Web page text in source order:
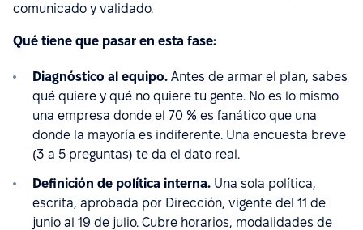
comunicado y validado.
Qué tiene que pasar en esta fase:
Diagnóstico al equipo. Antes de armar el plan, sabes
qué quiere y qué no quiere tu gente. No es lo mismo
una empresa donde el 70 % es fanático que una
donde la mayoría es indiferente. Una encuesta breve
(3 a 5 preguntas) te da el dato real.
Definición de política interna. Una sola política,
escrita, aprobada por Dirección, vigente del 11 de
junio al 19 de julio. Cubre horarios, modalidades de